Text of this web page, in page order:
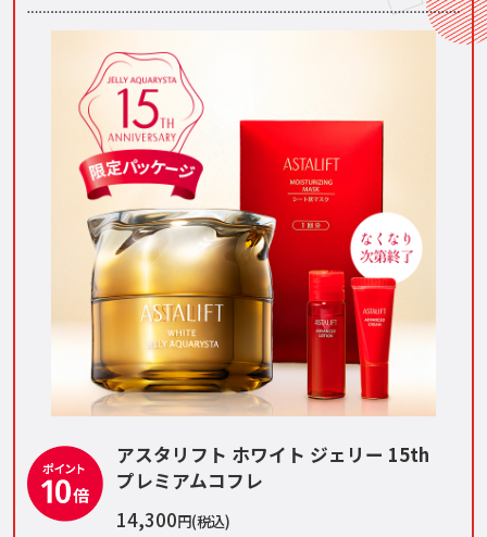
アスタリフト ホワイト ジェリー 15th
プレミアムコフレ
14,300円(税込)